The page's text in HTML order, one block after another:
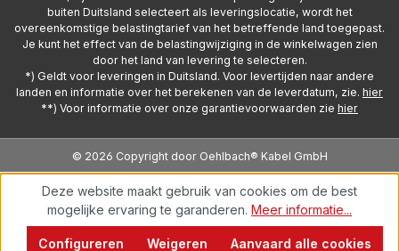
buiten Duitsland selecteert als leveringslocatie, wordt het
overeenkomstige belastingtarief van het betreffende land toegepast.
Je kunt het effect van de belastingwijziging in de winkelwagen zien
door het land van levering te selecteren.
*) Geldt voor leveringen in Duitsland. Voor levertijden naar andere
landen en informatie over het berekenen van de leverdatum, zie. hier
**) Voor informatie over onze garantievoorwaarden zie hier
© 2026 Copyright door Oehlbach® Kabel GmbH
Deze website maakt gebruik van cookies om de best
mogelijke ervaring te garanderen. Meer informatie...
Weigeren
Configureren Aanvaard alle cookies